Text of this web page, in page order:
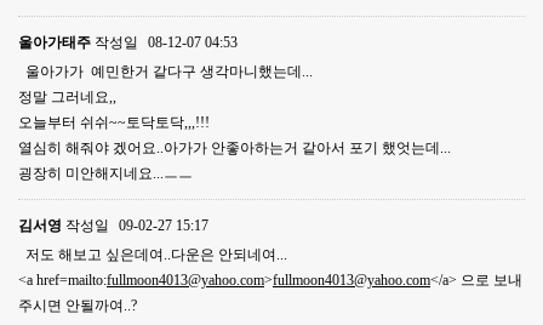
울아가태주 작성일
08-12-07 04:53
울아가가 예민한거 같다구 생각마니했는데...
정말 그러네요,,
오늘부터 쉬쉬~~토닥토닥,,,!!!
열심히 해줘야 겠어요..아가가 안좋아하는거 같아서 포기 했엇는데...
굉장히 미안해지네요...ㅡㅡ
김서영 작성일
09-02-27 15:17
저도 해보고 싶은데여..다운은 안되네여...
<a href=mailto:fullmoon4013@yahoo.com>fullmoon4013@yahoo.com</a> 으로 보내
주시면 안될까여..?